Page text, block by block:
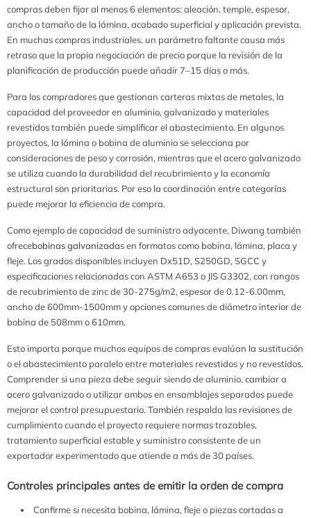
compras deben fijar al menos 6 elementos: aleación, temple, espesor,
ancho o tamaño de la lámina, acabado superficial y aplicación prevista.
En muchas compras industriales, un parámetro faltante causa más
retraso que la propia negociación de precio porque la revisión de la
planificación de producción puede añadir 7–15 días o más.
Para los compradores que gestionan carteras mixtas de metales, la
capacidad del proveedor en aluminio, galvanizado y materiales
revestidos también puede simplificar el abastecimiento. En algunos
proyectos, la lámina o bobina de aluminio se selecciona por
consideraciones de peso y corrosión, mientras que el acero galvanizado
se utiliza cuando la durabilidad del recubrimiento y la economía
estructural son prioritarias. Por eso la coordinación entre categorías
puede mejorar la eficiencia de compra.
Como ejemplo de capacidad de suministro adyacente, Diwang también
ofrecebobinas galvanizadasen formatos como bobina, lámina, placa y
fleje. Los grados disponibles incluyen Dx51D, S250GD, SGCC y
especificaciones relacionadas con ASTM A653 o JIS G3302, con rangos
de recubrimiento de zinc de 30-275g/m2, espesor de 0.12-6.00mm,
ancho de 600mm-1500mm y opciones comunes de diámetro interior de
bobina de 508mm o 610mm.
Esto importa porque muchos equipos de compras evalúan la sustitución
o el abastecimiento paralelo entre materiales revestidos y no revestidos.
Comprender si una pieza debe seguir siendo de aluminio, cambiar a
acero galvanizado o utilizar ambos en ensamblajes separados puede
mejorar el control presupuestario. También respalda las revisiones de
cumplimiento cuando el proyecto requiere normas trazables,
tratamiento superficial estable y suministro consistente de un
exportador experimentado que atiende a más de 30 países.
Controles principales antes de emitir la orden de compra
Confirme si necesita bobina, lámina, fleje o piezas cortadas a